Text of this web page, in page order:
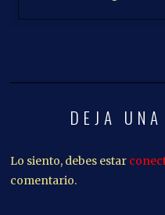
DEJA
Lo siento, debes estar
comentario.